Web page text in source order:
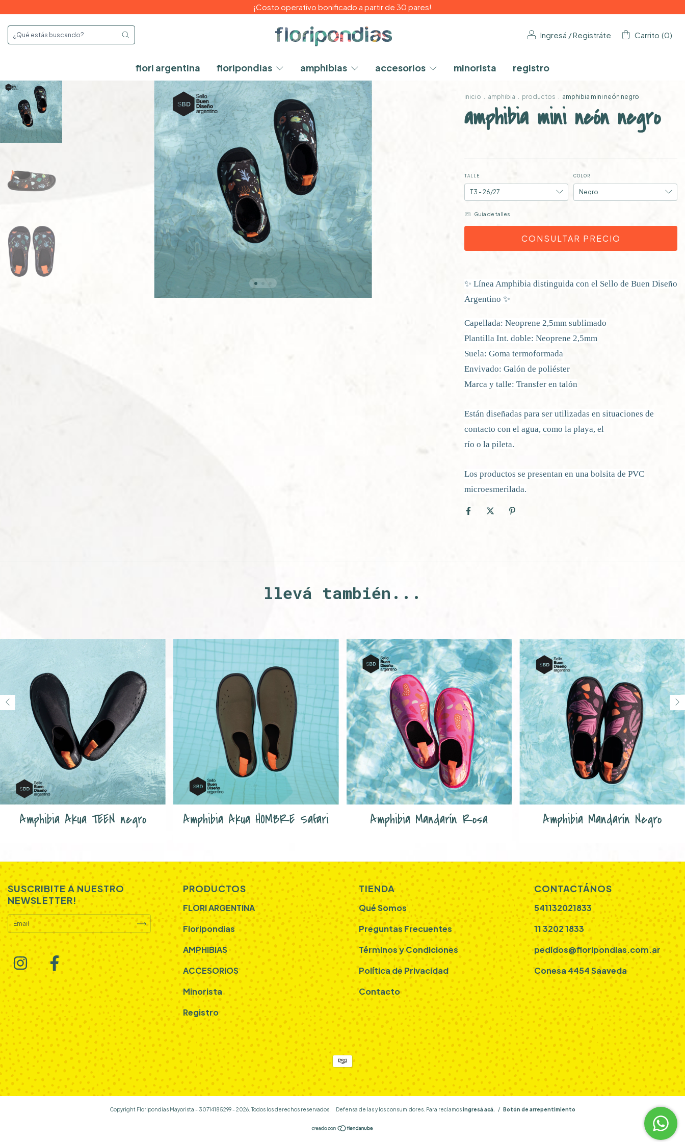
¡Costo operativo bonificado a partir de 30 pares!
Ingresá /Registráte Carrito (0)
flori argentina floripondias amphibias accesorios minorista registro
inicio . amphibia . productos . amphibia mini neón negro
amphibia mini neón negro
TALLE COLOR
Guía de talles
✨ Línea Amphibia distinguida con el Sello de Buen Diseño
Argentino ✨
Capellada: Neoprene 2,5mm sublimado
Plantilla Int. doble: Neoprene 2,5mm
Suela: Goma termoformada
Envivado: Galón de poliéster
Marca y talle: Transfer en talón
Están diseñadas para ser utilizadas en situaciones de
contacto con el agua, como la playa, el
río o la pileta.
Los productos se presentan en una bolsita de PVC
microesmerilada.
llevá también...
Amphibia Akua TEEN negro Amphibia Akua HOMBRE Safari Amphibia Mandarín Rosa Amphibia Mandarín Negro
SUSCRIBITE A NUESTRO
NEWSLETTER!
PRODUCTOS
FLORI ARGENTINA
Floripondias
AMPHIBIAS
ACCESORIOS
Minorista
Registro
TIENDA
Qué Somos
Preguntas Frecuentes
Términos y Condiciones
Política de Privacidad
Contacto
CONTACTÁNOS
541132021833
11 3202 1833
pedidos@floripondias.com.ar
Conesa 4454 Saaveda
Copyright Floripondias Mayorista - 30714185299 - 2026. Todos los derechos reservados. Defensa de las y los consumidores. Para reclamosingresá acá. / Botón de arrepentimiento